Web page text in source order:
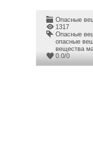
Опасные
1317
Опасные
опасные
вещества
0.0/0